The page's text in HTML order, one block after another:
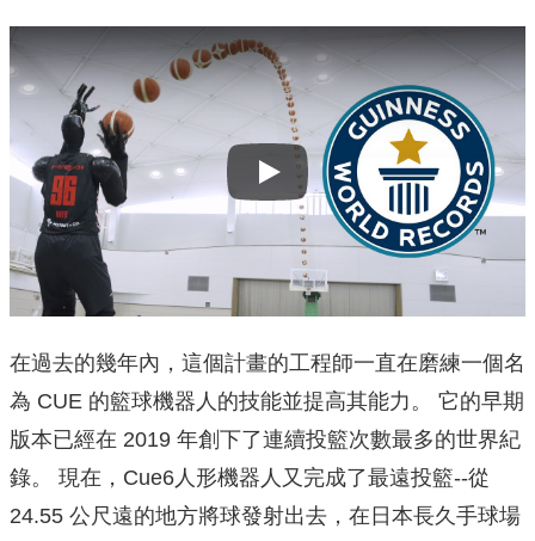
Play
在過去的幾年內，這個計畫的工程師一直在磨練一個名
為 CUE 的籃球機器人的技能並提高其能力。 它的早期
版本已經在 2019 年創下了連續投籃次數最多的世界紀
錄。 現在，Cue6人形機器人又完成了最遠投籃--從
24.55 公尺遠的地方將球發射出去，在日本長久手球場